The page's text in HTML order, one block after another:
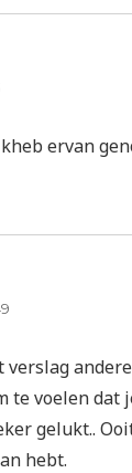
ervan
te voelen dat
gelukt..
hebt.